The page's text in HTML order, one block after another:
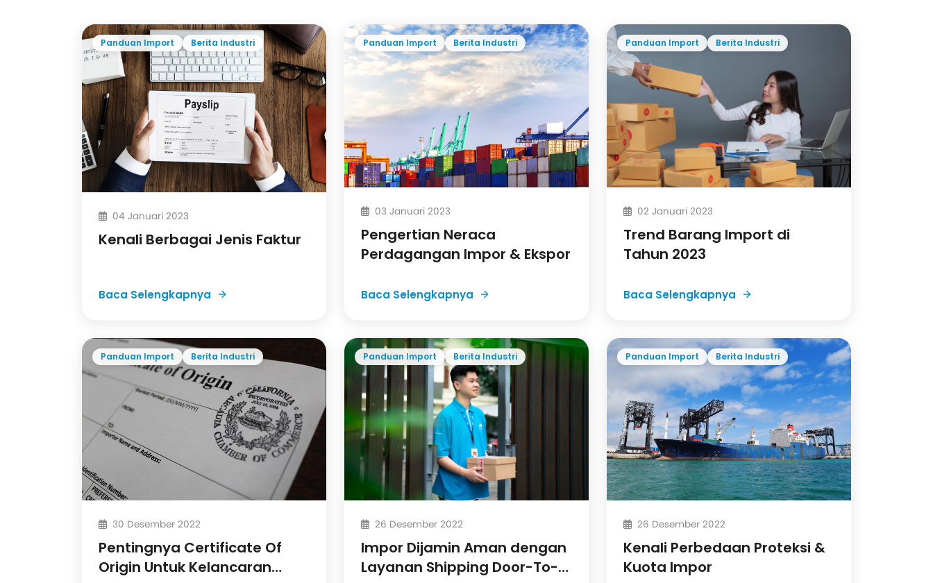
Panduan Import Berita Industri
04 Januari 2023
Kenali Berbagai Jenis Faktur
Baca Selengkapnya
Panduan Import Berita Industri
03 Januari 2023
Pengertian Neraca
Perdagangan Impor & Ekspor
Baca Selengkapnya
Panduan Import Berita Industri
02 Januari 2023
Trend Barang Import di
Tahun 2023
Baca Selengkapnya
Panduan Import Berita Industri
30 Desember 2022
Pentingnya Certificate Of
Origin Untuk Kelancaran
Panduan Import Berita Industri
26 Desember 2022
Impor Dijamin Aman dengan
Layanan Shipping Door-To-
Panduan Import Berita Industri
26 Desember 2022
Kenali Perbedaan Proteksi &
Kuota Impor